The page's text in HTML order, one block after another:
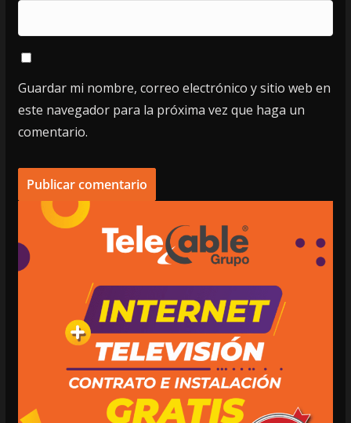
Guardar mi nombre, correo electrónico y sitio web en
este navegador para la próxima vez que haga un
comentario.